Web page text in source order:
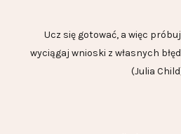
Ucz się gotować, a więc
wyciągaj wnioski z własnych
(Julia